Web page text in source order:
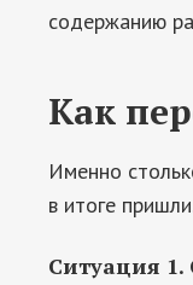
содержанию
Как
Именно
в итоге
Ситуация 1.